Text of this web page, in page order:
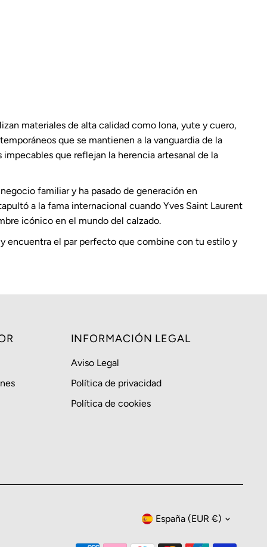
materiales de alta calidad como lona, yute y cuero,
que se mantienen a la vanguardia de la
que reflejan la herencia artesanal de la
familiar y ha pasado de generación en
a la fama internacional cuando Yves Saint Laurent
icónico en el mundo del calzado.
encuentra el par perfecto que combine con tu estilo y
INFORMACIÓN LEGAL
Aviso Legal
Política de privacidad
Política de cookies
Moneda
España (EUR €)